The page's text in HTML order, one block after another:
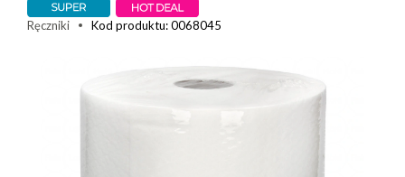
Ręczniki Kod produktu: 0068045